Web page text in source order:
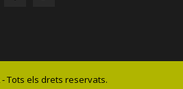
- Tots els drets reservats.